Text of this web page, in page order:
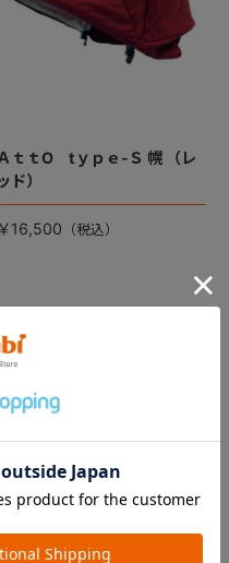
ｔｔO tｙｐｅ-Ｓ 幌 （レ
ド）
￥16,500